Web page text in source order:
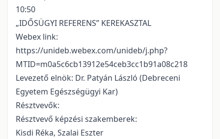
10:50
„IDŐSÜGYI REFERENS” KEREKASZTAL
Webex link:
https://unideb.webex.com/unideb/j.php?
MTID=m0a5c6cb13912e54ceb3cc1b91a08c218
Levezető elnök: Dr. Patyán László (Debreceni
Egyetem Egészségügyi Kar)
Résztvevők:
Résztvevő képzési szakemberek:
Kisdi Réka, Szalai Eszter